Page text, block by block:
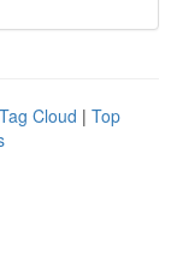
Tag Cloud | Top